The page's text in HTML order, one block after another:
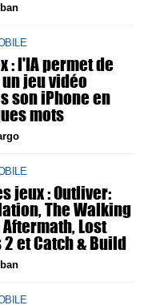
: l'IA permet de
jeu vidéo
son iPhone en
mots
jeux : Outliver:
The Walking
Lost
et Catch & Build